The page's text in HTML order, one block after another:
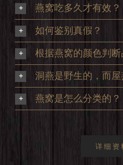
燕窝吃多久才有效？
如何鉴别真假？
根据燕窝的颜色判断
洞燕是野生的，而屋
燕窝是怎么分类的？
详细资